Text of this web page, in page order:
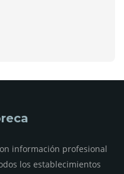
información profesional
los establecimientos